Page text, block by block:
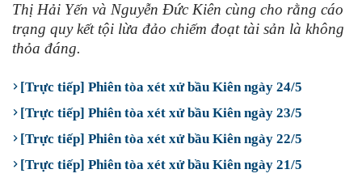
Thị Hải Yến và Nguyễn Đức Kiên cùng cho rằng cáo
trạng quy kết tội lừa đảo chiếm đoạt tài sản là không
thỏa đáng.
[Trực tiếp] Phiên tòa xét xử bầu Kiên ngày 24/5
[Trực tiếp] Phiên tòa xét xử bầu Kiên ngày 23/5
[Trực tiếp] Phiên tòa xét xử bầu Kiên ngày 22/5
[Trực tiếp] Phiên tòa xét xử bầu Kiên ngày 21/5